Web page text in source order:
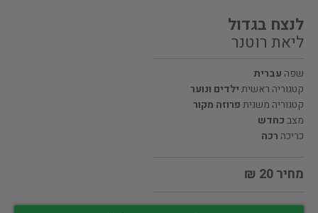
לנצח בגדול
ליאת רוטנר
שפה עברית
קטגוריה ראשיתילדים ונוער
קטגוריה משניתפרוזה מקור
מצבכחדש
כריכה רכה
מחיר 20 ₪